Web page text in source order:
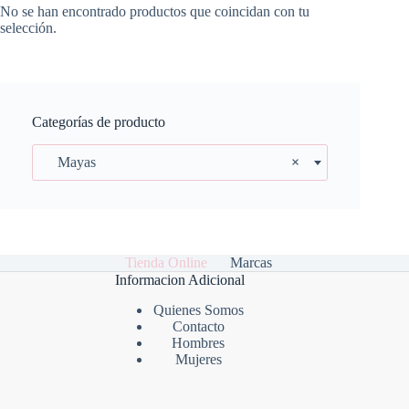
No se han encontrado productos que coincidan con tu
selección.
Categorías de producto
×
Mayas
Tienda Online
Marcas
Informacion Adicional
Quienes Somos
Contacto
Hombres
Mujeres